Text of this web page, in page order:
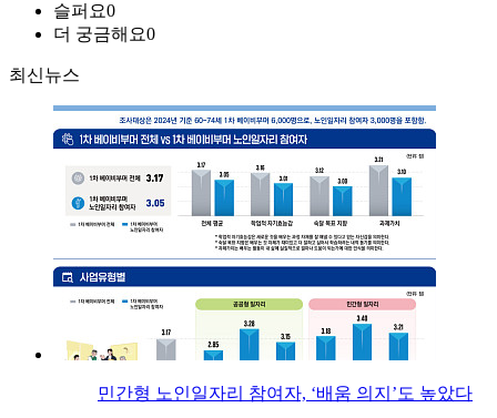
슬퍼요0
더 궁금해요0
최신뉴스
민간형 노인일자리 참여자, ‘배움 의지’도 높았다